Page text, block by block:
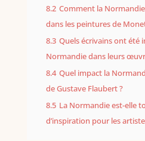
8.2 Comment la
dans les peintures de
8.3 Quels écrivains ont été
Normandie dans leurs
8.4 Quel impact la
de Gustave Flaubert ?
8.5 La Normandie est-elle
d’inspiration pour les